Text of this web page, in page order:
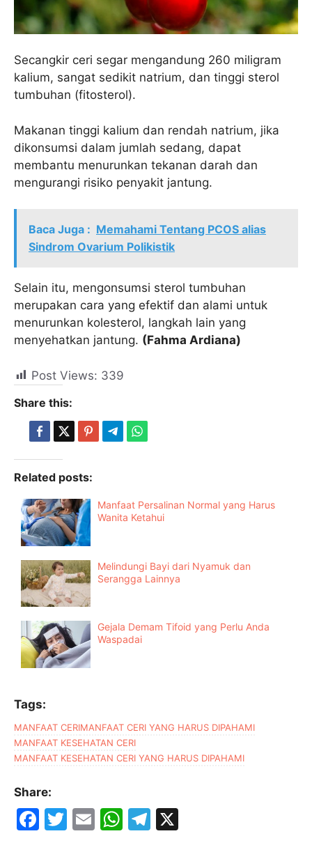
Secangkir ceri segar mengandung 260 miligram
kalium, sangat sedikit natrium, dan tinggi sterol
tumbuhan (fitosterol).
Makanan tinggi kalium dan rendah natrium, jika
dikonsumsi dalam jumlah sedang, dapat
membantu menurunkan tekanan darah dan
mengurangi risiko penyakit jantung.
Baca Juga : Memahami Tentang PCOS alias
Sindrom Ovarium Polikistik
Selain itu, mengonsumsi sterol tumbuhan
merupakan cara yang efektif dan alami untuk
menurunkan kolesterol, langkah lain yang
menyehatkan jantung. (Fahma Ardiana)
Post Views: 339
Share this:
Related posts:
Manfaat Persalinan Normal yang Harus
Wanita Ketahui
Melindungi Bayi dari Nyamuk dan
Serangga Lainnya
Gejala Demam Tifoid yang Perlu Anda
Waspadai
Tags:
MANFAAT CERIMANFAAT CERI YANG HARUS DIPAHAMI
MANFAAT KESEHATAN CERI
MANFAAT KESEHATAN CERI YANG HARUS DIPAHAMI
Share:
F
T
E
W T